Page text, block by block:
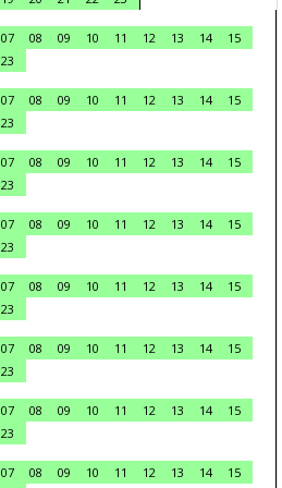
07 08 09 10 11 12 13 14
15
23
07 08 09 10 11 12 13 14
15
23
07 08 09 10 11 12 13 14
15
23
07 08 09 10 11 12 13 14
15
23
07 08 09 10 11 12 13 14
15
23
07 08 09 10 11 12 13 14
15
23
07 08 09 10 11 12 13 14
15
23
07 08 09 10 11 12 13 14
15